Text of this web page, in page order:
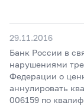
29.11.2016
Банк России в
нарушениями
Федерации о
аннулировать
006159 по